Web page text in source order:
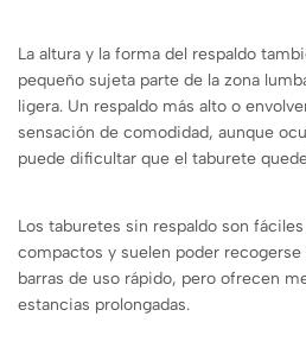
La altura y la forma del respaldo
pequeño sujeta parte de la zona
ligera. Un respaldo más alto o
sensación de comodidad, aunque
puede dificultar que el taburete
Los taburetes sin respaldo son
compactos y suelen poder
barras de uso rápido, pero ofrecen
estancias prolongadas.